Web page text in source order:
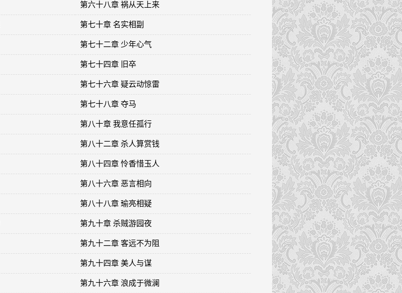
第六十八章 祸从天上来
第七十章 名实相副
第七十二章 少年心气
第七十四章 旧卒
第七十六章 疑云动惊雷
第七十八章 夺马
第八十章 我意任孤行
第八十二章 杀人算赏钱
第八十四章 怜香惜玉人
第八十六章 恶言相向
第八十八章 瑜亮相疑
第九十章 杀贼游园夜
第九十二章 客远不为阻
第九十四章 美人与谋
第九十六章 浪成于微澜